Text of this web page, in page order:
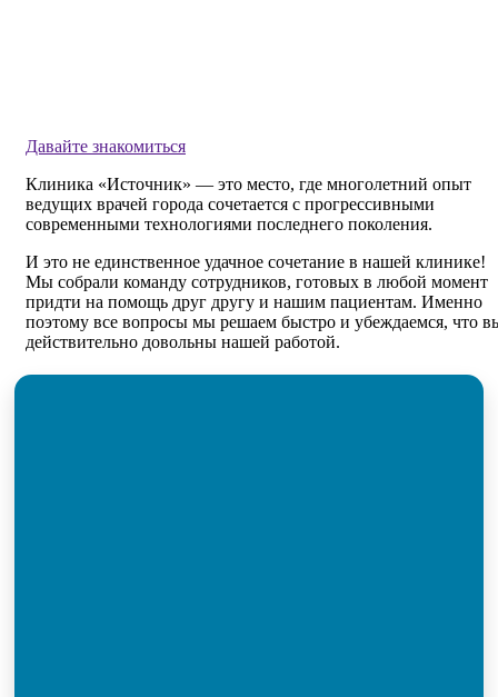
Давайте знакомиться
Клиника «Источник» — это место, где многолетний опыт
ведущих врачей города сочетается с прогрессивными
современными технологиями последнего поколения.
И это не единственное удачное сочетание в нашей клинике!
Мы собрали команду сотрудников, готовых в любой момент
придти на помощь друг другу и нашим пациентам. Именно
поэтому все вопросы мы решаем быстро и убеждаемся, что
действительно довольны нашей работой.